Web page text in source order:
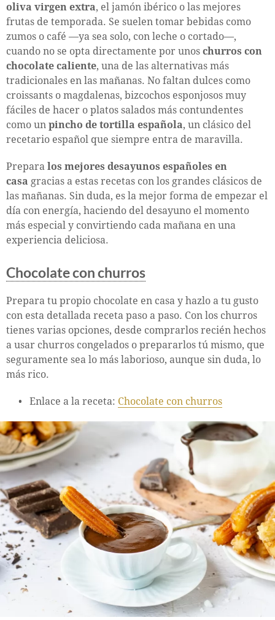
oliva virgen extra, el jamón ibérico o las mejores
frutas de temporada. Se suelen tomar bebidas como
zumos o café —ya sea solo, con leche o cortado—,
cuando no se opta directamente por unos churros con
chocolate caliente, una de las alternativas más
tradicionales en las mañanas. No faltan dulces como
croissants o magdalenas, bizcochos esponjosos muy
fáciles de hacer o platos salados más contundentes
como un pincho de tortilla española, un clásico del
recetario español que siempre entra de maravilla.
Prepara los mejores desayunos españoles en
casa gracias a estas recetas con los grandes clásicos de
las mañanas. Sin duda, es la mejor forma de empezar el
día con energía, haciendo del desayuno el momento
más especial y convirtiendo cada mañana en una
experiencia deliciosa.
Chocolate con churros
Prepara tu propio chocolate en casa y hazlo a tu gusto
con esta detallada receta paso a paso. Con los churros
tienes varias opciones, desde comprarlos recién hechos
a usar churros congelados o prepararlos tú mismo, que
seguramente sea lo más laborioso, aunque sin duda, lo
más rico.
Enlace a la receta: Chocolate con churros